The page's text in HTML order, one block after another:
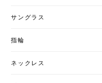
サングラス
指輪
ネックレス